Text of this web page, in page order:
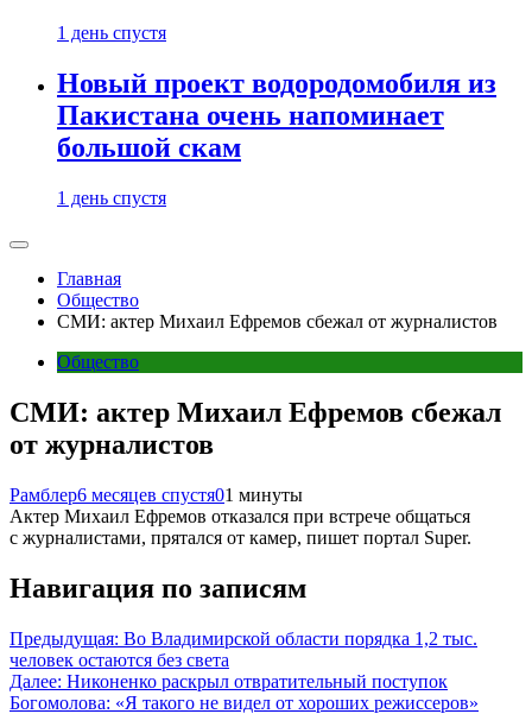
1 день спустя
Новый проект водородомобиля из
Пакистана очень напоминает
большой скам
1 день спустя
Главная
Общество
СМИ: актер Михаил Ефремов сбежал от журналистов
Общество
СМИ: актер Михаил Ефремов сбежал
от журналистов
Рамблер6 месяцев спустя01 минуты
Актер Михаил Ефремов отказался при встрече общаться
с журналистами, прятался от камер, пишет портал Super.
Навигация по записям
Предыдущая: Во Владимирской области порядка 1,2 тыс.
человек остаются без света
Далее: Никоненко раскрыл отвратительный поступок
Богомолова: «Я такого не видел от хороших режиссеров»